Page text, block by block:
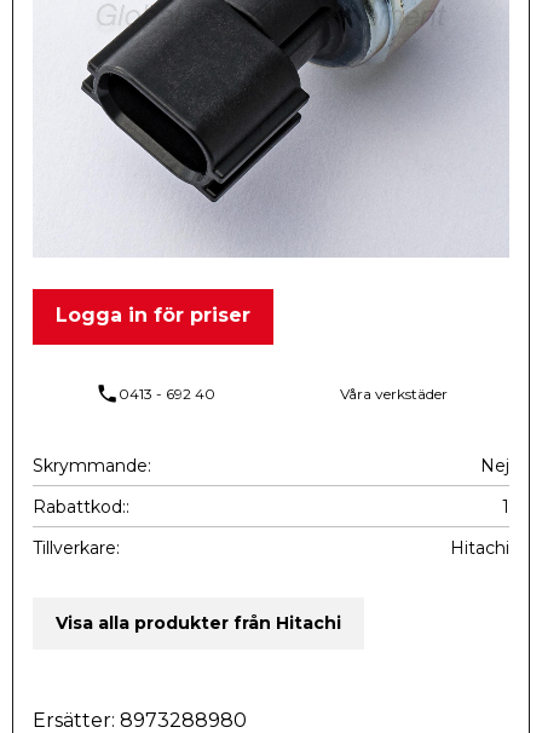
Logga in för priser
phone 0413 - 692 40 Våra verkstäder
Skrymmande
Nej
Rabattkod:
1
Tillverkare
Hitachi
Visa alla produkter från Hitachi
Ersätter: 8973288980